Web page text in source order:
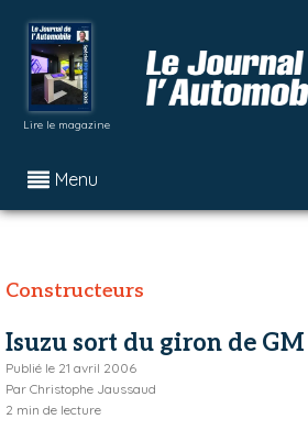
Lire le magazine
Menu
Constructeurs
Isuzu sort du giron de GM
Publié le 21 avril 2006
Par Christophe Jaussaud
2 min de lecture